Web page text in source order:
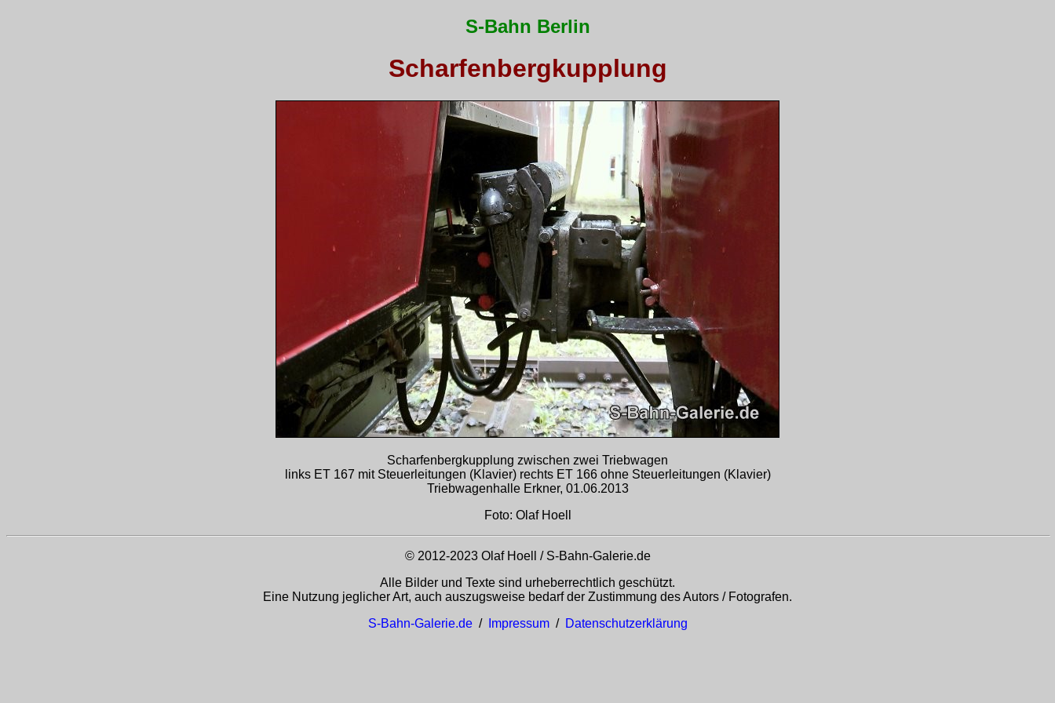
S-Bahn Berlin
Scharfenbergkupplung
Scharfenbergkupplung zwischen zwei Triebwagen
links ET 167 mit Steuerleitungen (Klavier) rechts ET 166 ohne Steuerleitungen (Klavier)
Triebwagenhalle Erkner, 01.06.2013
Foto: Olaf Hoell
© 2012-2023 Olaf Hoell / S-Bahn-Galerie.de
Alle Bilder und Texte sind urheberrechtlich geschützt.
Eine Nutzung jeglicher Art, auch auszugsweise bedarf der Zustimmung des Autors / Fotografen.
S-Bahn-Galerie.de/ Impressum/ Datenschutzerklärung